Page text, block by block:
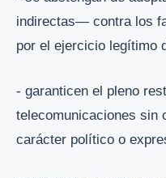
indirectas— contra los
por el ejercicio legítimo
- garanticen el pleno
telecomunicaciones sin
carácter político o